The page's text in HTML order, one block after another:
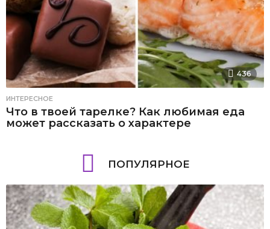
436
ИНТЕРЕСНОЕ
Что в твоей тарелке? Как любимая еда
может рассказать о характере
ПОПУЛЯРНОЕ